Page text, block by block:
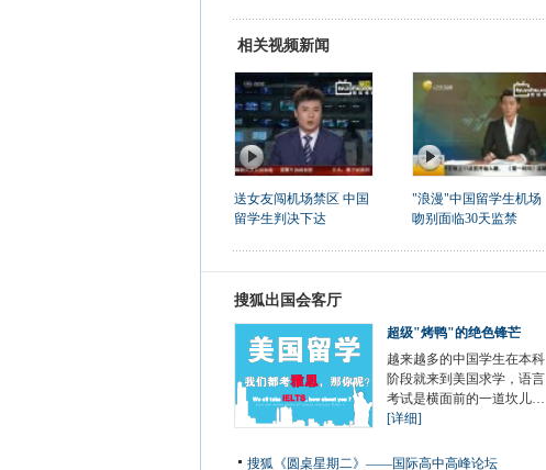
相关视频新闻
送女友闯机场禁区 中国
留学生判决下达
"浪漫"中国留学生机场
吻别面临30天监禁
搜狐出国会客厅
超级"烤鸭"的绝色锋芒
越来越多的中国学生在本科
阶段就来到美国求学，语言
考试是横面前的一道坎儿…
[详细]
搜狐《圆桌星期二》——国际高中高峰论坛